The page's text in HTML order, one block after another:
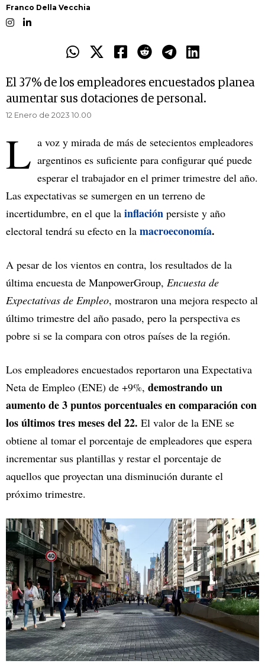
Franco Della Vecchia
El 37% de los empleadores encuestados planea
aumentar sus dotaciones de personal.
12 Enero de 2023 10.00
L a voz y mirada de más de setecientos empleadores
argentinos es suficiente para configurar qué puede
esperar el trabajador en el primer trimestre del año.
Las expectativas se sumergen en un terreno de
incertidumbre, en el que la inflación persiste y año
electoral tendrá su efecto en la macroeconomía.
A pesar de los vientos en contra, los resultados de la
última encuesta de ManpowerGroup, Encuesta de
Expectativas de Empleo, mostraron una mejora respecto al
último trimestre del año pasado, pero la perspectiva es
pobre si se la compara con otros países de la región.
Los empleadores encuestados reportaron una Expectativa
Neta de Empleo (ENE) de +9%, demostrando un
aumento de 3 puntos porcentuales en comparación con
los últimos tres meses del 22. El valor de la ENE se
obtiene al tomar el porcentaje de empleadores que espera
incrementar sus plantillas y restar el porcentaje de
aquellos que proyectan una disminución durante el
próximo trimestre.